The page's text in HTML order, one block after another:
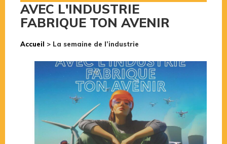
AVEC L'INDUSTRIE
FABRIQUE TON AVENIR
Accueil > La semaine de l’industrie